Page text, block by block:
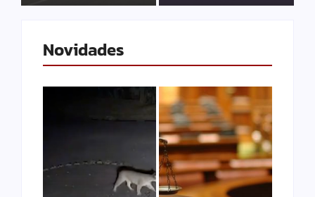
Novidades